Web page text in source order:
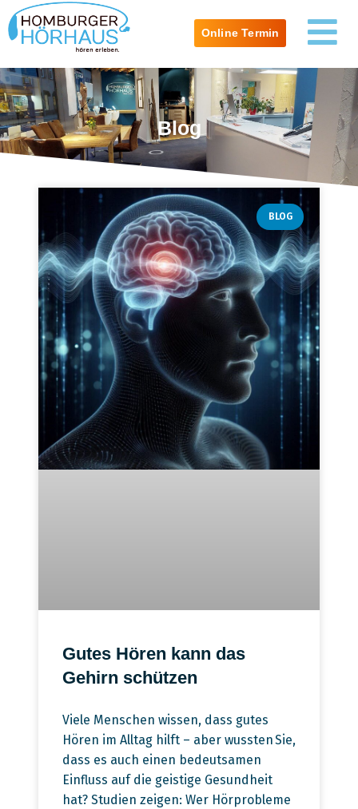
Online Termin
Blog
BLOG
Gutes Hören kann das
Gehirn schützen
Viele Menschen wissen, dass gutes
Hören im Alltag hilft – aber wussten Sie,
dass es auch einen bedeutsamen
Einfluss auf die geistige Gesundheit
hat? Studien zeigen: Wer Hörprobleme